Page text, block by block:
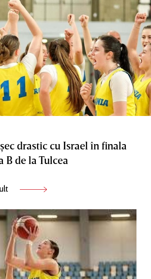
drastic cu Israel în finala
B de la Tulcea